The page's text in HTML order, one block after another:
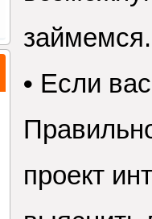
займемся.
• Если
проект